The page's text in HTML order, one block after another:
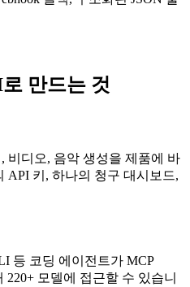
만드는 것
비디오, 음악 생성을 제품에 바
API 키, 하나의 청구 대시보드,
등 코딩 에이전트가 MCP
220+ 모델에 접근할 수 있습니